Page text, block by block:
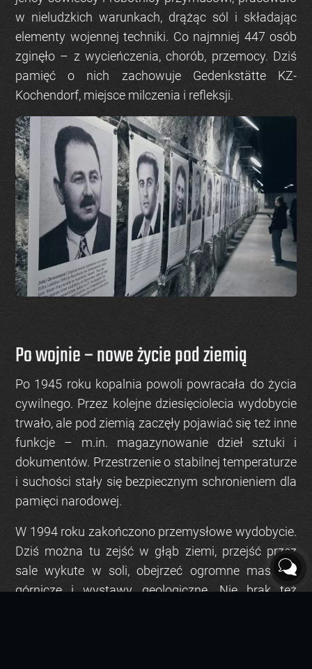
w nieludzkich warunkach, drążąc sól i składając
elementy wojennej techniki. Co najmniej 447 osób
zginęło – z wycieńczenia, chorób, przemocy. Dziś
pamięć o nich zachowuje Gedenkstätte KZ-
Kochendorf, miejsce milczenia i refleksji.
Po wojnie – nowe życie pod ziemią
Po 1945 roku kopalnia powoli powracała do życia
cywilnego. Przez kolejne dziesięciolecia wydobycie
trwało, ale pod ziemią zaczęły pojawiać się też inne
funkcje – m.in. magazynowanie dzieł sztuki i
dokumentów. Przestrzenie o stabilnej temperaturze
i suchości stały się bezpiecznym schronieniem dla
pamięci narodowej.
W 1994 roku zakończono przemysłowe wydobycie.
Dziś można tu zejść w głąb ziemi, przejść przez
sale wykute w soli, obejrzeć ogromne maszyny
górnicze i wystawy geologiczne. Nie brak też